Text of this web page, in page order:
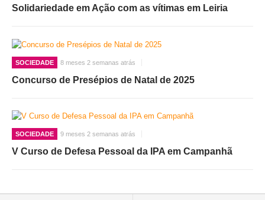
Solidariedade em Ação com as vítimas em Leiria
SOCIEDADE 8 meses 2 semanas atrás
Concurso de Presépios de Natal de 2025
SOCIEDADE 9 meses 2 semanas atrás
V Curso de Defesa Pessoal da IPA em Campanhã